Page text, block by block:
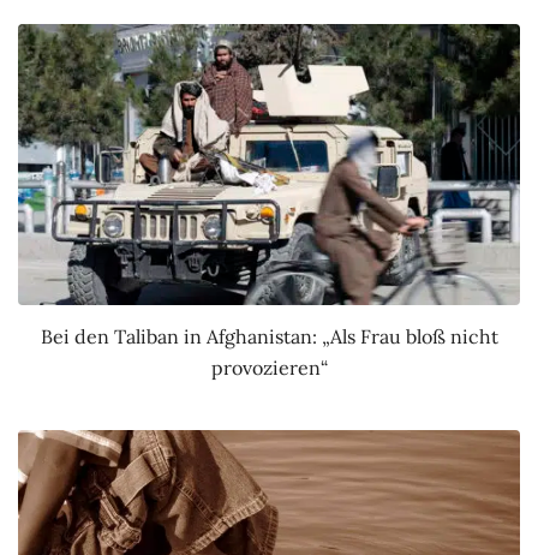
Bei den Taliban in Afghanistan: „Als Frau bloß nicht
provozieren“